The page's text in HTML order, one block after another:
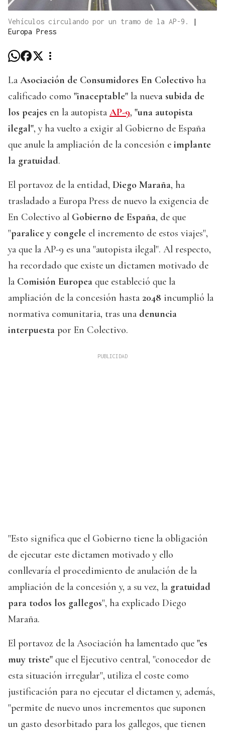
Vehículos circulando por un tramo de la AP-9.
|
Europa Press
La Asociación de Consumidores En Colectivo ha
calificado como "inaceptable" la nueva subida de
los peajes en la autopista AP-9, "una autopista
ilegal", y ha vuelto a exigir al Gobierno de España
que anule la ampliación de la concesión e implante
la gratuidad.
El portavoz de la entidad, Diego Maraña, ha
trasladado a Europa Press de nuevo la exigencia de
En Colectivo al Gobierno de España, de que
"paralice y congele el incremento de estos viajes",
ya que la AP-9 es una "autopista ilegal". Al respecto,
ha recordado que existe un dictamen motivado de
la Comisión Europea que estableció que la
ampliación de la concesión hasta 2048 incumplió la
normativa comunitaria, tras una denuncia
interpuesta por En Colectivo.
"Esto significa que el Gobierno tiene la obligación
de ejecutar este dictamen motivado y ello
conllevaría el procedimiento de anulación de la
ampliación de la concesión y, a su vez, la gratuidad
para todos los gallegos", ha explicado Diego
Maraña.
El portavoz de la Asociación ha lamentado que "es
muy triste" que el Ejecutivo central, "conocedor de
esta situación irregular", utiliza el coste como
justificación para no ejecutar el dictamen y, además,
"permite de nuevo unos incrementos que suponen
un gasto desorbitado para los gallegos, que tienen